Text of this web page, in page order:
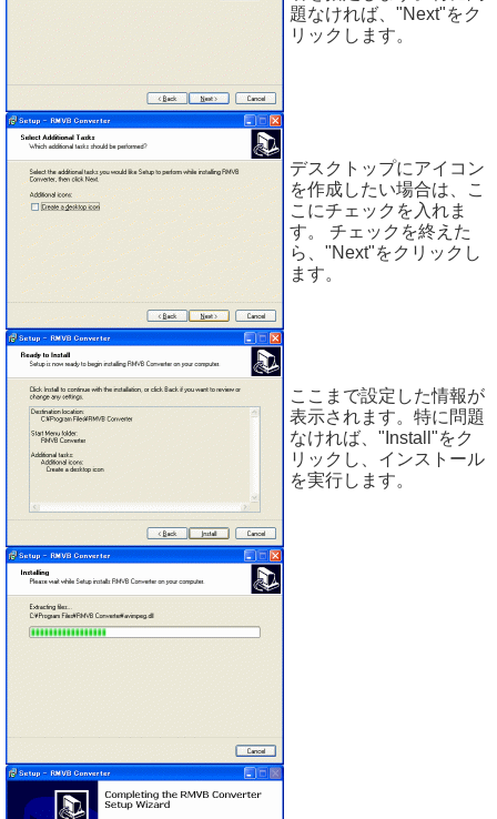
題なければ、"Next"をク
リックします。
デスクトップにアイコン
を作成したい場合は、こ
こにチェックを入れま
す。 チェックを終えた
ら、"Next"をクリックし
ます。
ここまで設定した情報が
表示されます。特に問題
なければ、"Install"をク
リックし、インストール
を実行します。